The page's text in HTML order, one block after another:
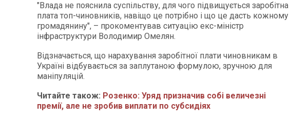
"Влада не пояснила суспільству, для чого підвищується заробітна
плата топ-чиновників, навіщо це потрібно і що це дасть кожному
громадянину", – прокоментував ситуацію екс-міністр
інфраструктури Володимир Омелян.
Відзначається, що нарахування заробітної плати чиновникам в
Україні відбувається за заплутаною формулою, зручною для
маніпуляцій.
Читайте також: Розенко: Уряд призначив собі величезні
премії, але не зробив виплати по субсидіях